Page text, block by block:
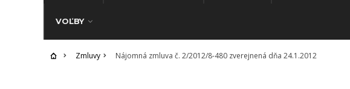
VOĽBY
Zmluvy Nájomná zmluva č. 2/2012/8-480 zverejnená dňa 24.1.2012
ZMLUVY